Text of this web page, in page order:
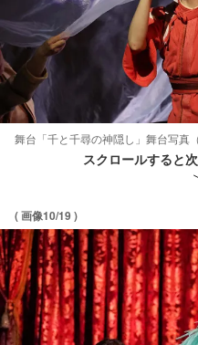
舞台「千と千尋の神隠し」舞台写真
スクロールすると
( 画像10/19 )